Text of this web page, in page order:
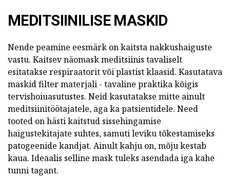
MEDITSIINILISE MASKID
Nende peamine eesmärk on kaitsta nakkushaiguste
vastu. Kaitsev näomask meditsiinis tavaliselt
esitatakse respiraatorit või plastist klaasid. Kasutatava
maskid filter materjali - tavaline praktika kõigis
tervishoiuasutustes. Neid kasutatakse mitte ainult
meditsiinitöötajatele, aga ka patsientidele. Need
tooted on hästi kaitstud sissehingamise
haigustekitajate suhtes, samuti leviku tõkestamiseks
patogeenide kandjat. Ainult kahju on, mõju kestab
kaua. Ideaalis selline mask tuleks asendada iga kahe
tunni tagant.